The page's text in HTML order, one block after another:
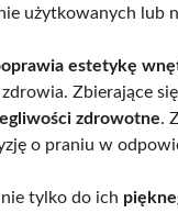
użytkowanych lub
estetykę
Zbierające
zdrowotne.
o praniu w
tylko do ich